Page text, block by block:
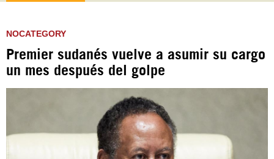
https://urmedium.com/c/hispantv
WhatsApp y Viber: +98 921 79 29 404
Instagram como: hispan_tv
NOCATEGORY
Premier sudanés vuelve a asumir su cargo
un mes después del golpe